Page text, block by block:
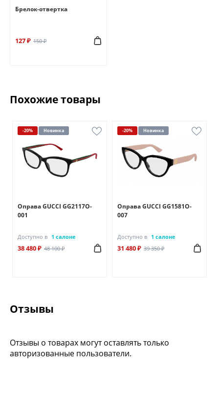
Брелок-отвертка
127 ₽ 150 ₽
Похожие товары
-20% Новинка
Оправа GUCCI GG2117O-
001
Доступно в 1 салоне
38 480 ₽ 48 100 ₽
-20% Новинка
Оправа GUCCI GG1581O-
007
Доступно в 1 салоне
31 480 ₽ 39 350 ₽
Отзывы
Отзывы о товарах могут оставлять только
авторизованные пользователи.